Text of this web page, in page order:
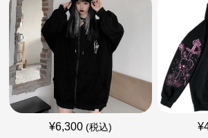
¥6,300 (税込) ¥